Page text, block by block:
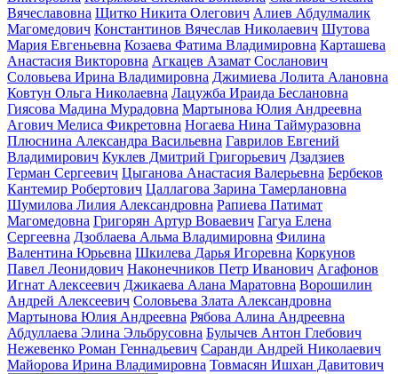
Вячеславовна Щитко Никита Олегович Алиев Абдулмалик
Магомедович Константинов Вячеслав Николаевич Шутова
Мария Евгеньевна Козаева Фатима Владимировна Карташева
Анастасия Викторовна Агкацев Азамат Сосланович
Соловьева Ирина Владимировна Джимиева Лолита Алановна
Ковтун Ольга Николаевна Лацужба Ираида Беслановна
Гиясова Мадина Мурадовна Мартынова Юлия Андреевна
Агович Мелиса Фикретовна Ногаева Нина Таймуразовна
Плюснина Александра Васильевна Гаврилов Евгений
Владимирович Куклев Дмитрий Григорьевич Дзадзиев
Герман Сергеевич Цыганова Анастасия Валерьевна Бербеков
Кантемир Робертович Цаллагова Зарина Тамерлановна
Шумилова Лилия Александровна Рапиева Патимат
Магомедовна Григорян Артур Воваевич Гагуа Елена
Сергеевна Дзоблаева Альма Владимировна Филина
Валентина Юрьевна Шкилева Дарья Игоревна Коркунов
Павел Леонидович Наконечников Петр Иванович Агафонов
Игнат Алексеевич Джикаева Алана Маратовна Ворошилин
Андрей Алексеевич Соловьева Злата Александровна
Мартынова Юлия Андреевна Рябова Алина Андреевна
Абдуллаева Элина Эльбрусовна Булычев Антон Глебович
Нежевенко Роман Геннадьевич Саранди Андрей Николаевич
Майорова Ирина Владимировна Товмасян Ишхан Давитович